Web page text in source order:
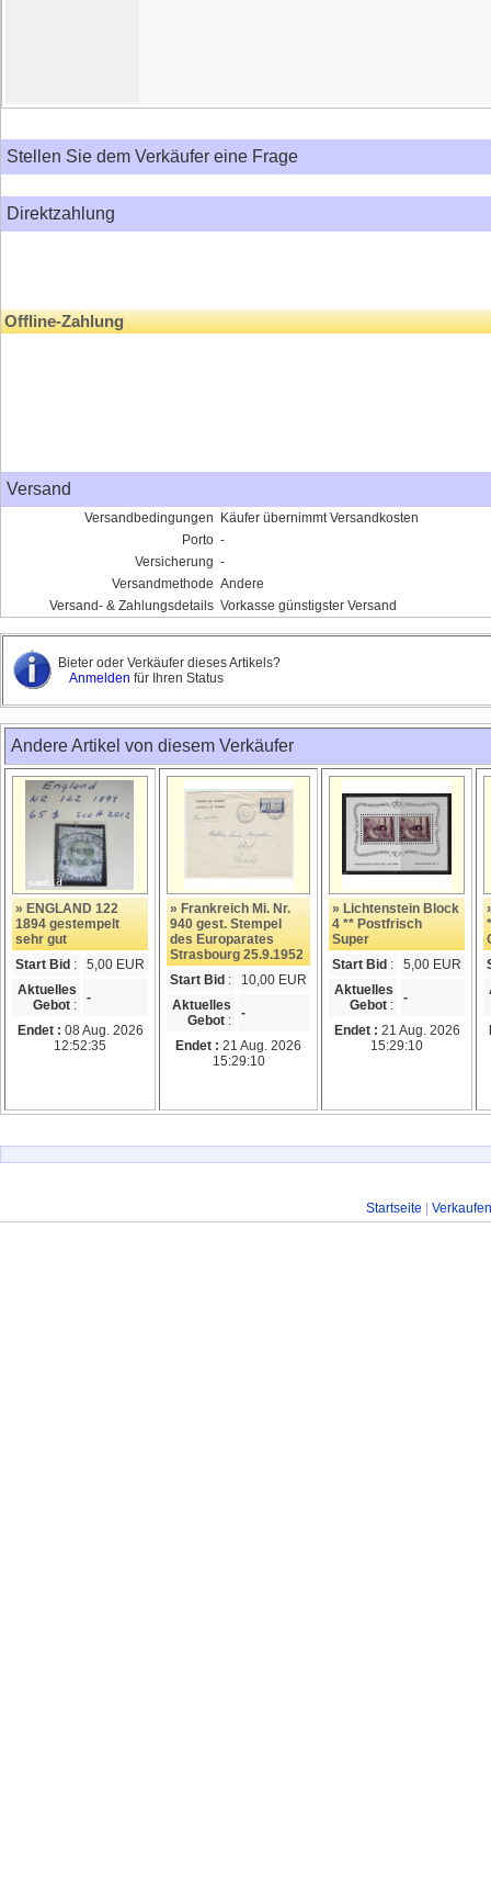
Stellen Sie dem Verkäufer eine Frage
Direktzahlung
Offline-Zahlung
Versand
Versandbedingungen
Käufer übernimmt Versandkosten
Porto -
Versicherung -
Versandmethode Andere
Versand- & Zahlungsdetails Vorkasse günstigster Versand
Bieter oder Verkäufer dieses Artikels?
Anmelden für Ihren Status
Andere Artikel von diesem Verkäufer
» ENGLAND 122
1894 gestempelt
sehr gut
Start Bid :
5,00 EUR
Aktuelles
Gebot : -
Endet : 08 Aug. 2026
12:52:35
» Frankreich Mi. Nr.
940 gest. Stempel
des Europarates
Strasbourg 25.9.1952
Start Bid :
10,00 EUR
Aktuelles
Gebot : -
Endet : 21 Aug. 2026
15:29:10
» Lichtenstein Block
4 ** Postfrisch
Super
Start Bid :
5,00 EUR
Aktuelles
Gebot : -
Endet : 21 Aug. 2026
15:29:10
Startseite Verkaufen